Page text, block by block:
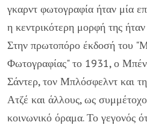
γκαρντ φωτογραφία ήταν μία
η κεντρικότερη μορφή της
Στην πρωτοπόρο έκδοσή του
Φωτογραφίας" το 1931, ο
Σάντερ, τον Μπλόσφελντ και
Ατζέ και άλλους, ως
κοινωνικό όραμα. Το γεγονός